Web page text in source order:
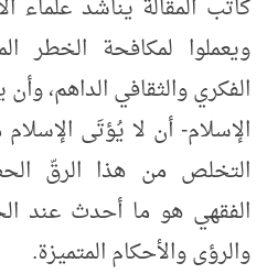
كاتب المقالة يناشد علماء
ويعملوا لمكافحة الخطر
الفكري والثقافي الداهم،
الإسلام- أن لا يُؤتَى
التخلص من هذا الرقّ
الفقهي هو ما أحدث عند
والرؤى والأحكام المتميزة.